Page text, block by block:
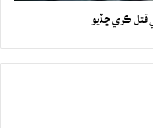
قتل ڪري ڇڏيو